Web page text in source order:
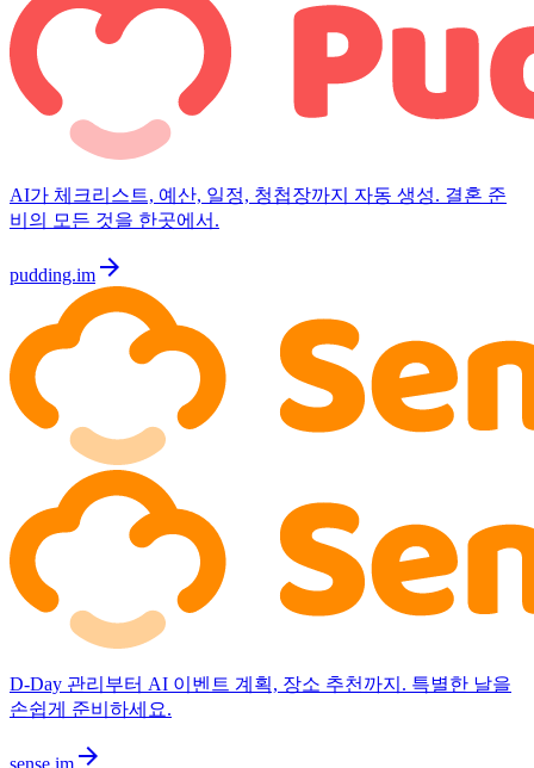
AI가 체크리스트, 예산, 일정, 청첩장까지 자동 생성. 결혼 준
비의 모든 것을 한곳에서.
pudding.im arrow_forward
D-Day 관리부터 AI 이벤트 계획, 장소 추천까지. 특별한 날을
손쉽게 준비하세요.
sense.im arrow_forward